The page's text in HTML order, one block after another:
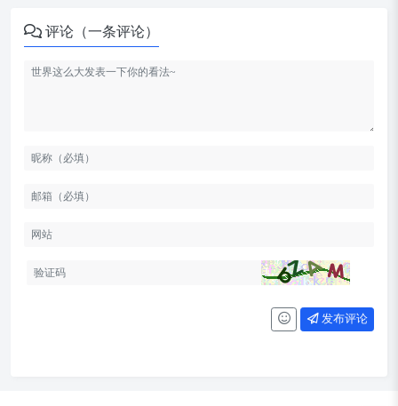
评论（一条评论）
发布评论